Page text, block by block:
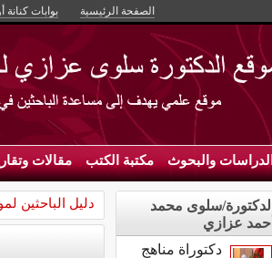
الصفحة الرئيسية بوابات كنانة
الدراسات والبحوث مكتبة الكتب مقالات
دليل الباحثين
الدكتورة/سلوى محمد
أحمد عزازي
دكتوراة مناهج